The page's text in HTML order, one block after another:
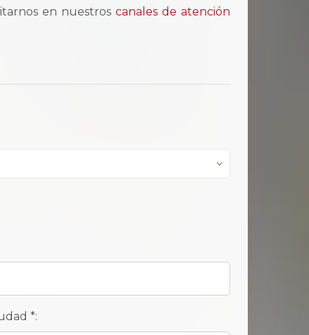
en nuestroscanales de atención
*: